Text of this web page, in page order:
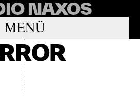
NAXOS
MENÜ